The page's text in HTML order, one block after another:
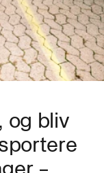
og bliv
–